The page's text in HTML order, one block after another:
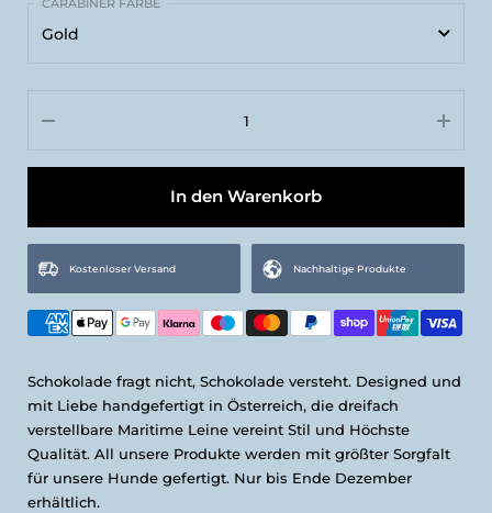
M | Länge: 200 cm, Breite: 12 mm
Gold
In den Warenkorb
Kostenloser Versand Nachhaltige Produkte
Schokolade fragt nicht, Schokolade versteht. Designed und
mit Liebe handgefertigt in Österreich, die dreifach
verstellbare Maritime Leine vereint Stil und Höchste
Qualität. All unsere Produkte werden mit größter Sorgfalt
für unsere Hunde gefertigt. Nur bis Ende Dezember
erhältlich.